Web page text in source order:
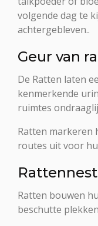
volgende dag te
achtergebleven..
Geur van
De Ratten laten
kenmerkende
ruimtes
Ratten markeren
routes uit voor
Ratten bouwen
beschutte